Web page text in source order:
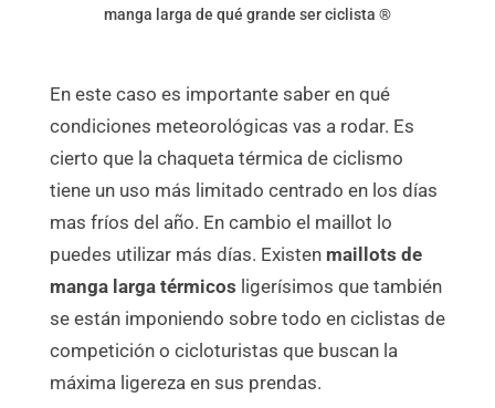
manga larga de qué grande ser ciclista ®
En este caso es importante saber en qué
condiciones meteorológicas vas a rodar. Es
cierto que la chaqueta térmica de ciclismo
tiene un uso más limitado centrado en los días
mas fríos del año. En cambio el maillot lo
puedes utilizar más días. Existen maillots de
manga larga térmicos ligerísimos que también
se están imponiendo sobre todo en ciclistas de
competición o cicloturistas que buscan la
máxima ligereza en sus prendas.